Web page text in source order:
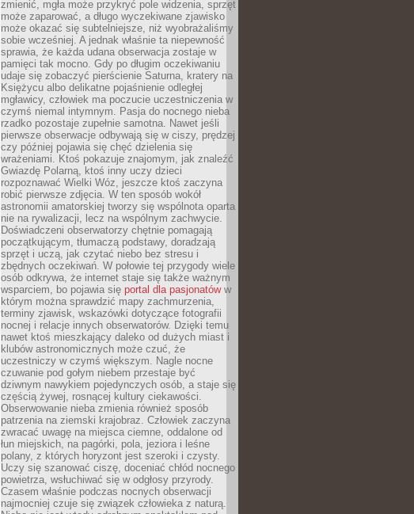
zmienić, mgła może przykryć pole widzenia, sprzęt
może zaparować, a długo wyczekiwane zjawisko
może okazać się subtelniejsze, niż wyobrażaliśmy
sobie wcześniej. A jednak właśnie ta niepewność
sprawia, że każda udana obserwacja zostaje w
pamięci tak mocno. Gdy po długim oczekiwaniu
udaje się zobaczyć pierścienie Saturna, kratery na
Księżycu albo delikatne pojaśnienie odległej
mgławicy, człowiek ma poczucie uczestniczenia w
czymś niemal intymnym. Pasja do nocnego nieba
rzadko pozostaje zupełnie samotna. Nawet jeśli
pierwsze obserwacje odbywają się w ciszy, prędzej
czy później pojawia się chęć dzielenia się
wrażeniami. Ktoś pokazuje znajomym, jak znaleźć
Gwiazdę Polarną, ktoś inny uczy dzieci
rozpoznawać Wielki Wóz, jeszcze ktoś zaczyna
robić pierwsze zdjęcia. W ten sposób wokół
astronomii amatorskiej tworzy się wspólnota oparta
nie na rywalizacji, lecz na wspólnym zachwycie.
Doświadczeni obserwatorzy chętnie pomagają
początkującym, tłumaczą podstawy, doradzają
sprzęt i uczą, jak czytać niebo bez stresu i
zbędnych oczekiwań. W połowie tej przygody wiele
osób odkrywa, że internet staje się także ważnym
wsparciem, bo pojawia się portal dla pasjonatóww
którym można sprawdzić mapy zachmurzenia,
terminy zjawisk, wskazówki dotyczące fotografii
nocnej i relacje innych obserwatorów. Dzięki temu
nawet ktoś mieszkający daleko od dużych miast i
klubów astronomicznych może czuć, że
uczestniczy w czymś większym. Nagle nocne
czuwanie pod gołym niebem przestaje być
dziwnym nawykiem pojedynczych osób, a staje się
częścią żywej, rosnącej kultury ciekawości.
Obserwowanie nieba zmienia również sposób
patrzenia na ziemski krajobraz. Człowiek zaczyna
zwracać uwagę na miejsca ciemne, oddalone od
łun miejskich, na pagórki, pola, jeziora i leśne
polany, z których horyzont jest szeroki i czysty.
Uczy się szanować ciszę, doceniać chłód nocnego
powietrza, wsłuchiwać się w odgłosy przyrody.
Czasem właśnie podczas nocnych obserwacji
najmocniej czuje się związek człowieka z naturą.